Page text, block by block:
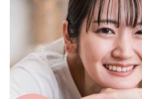
す。三重県いなべ市の整体院でも、
化を実感する利用者が増えています。
猫背矯正は見た目だけでなく、日常
直結します。仕事や家事の疲労感が
毎日をより快適に過ごせるようにな